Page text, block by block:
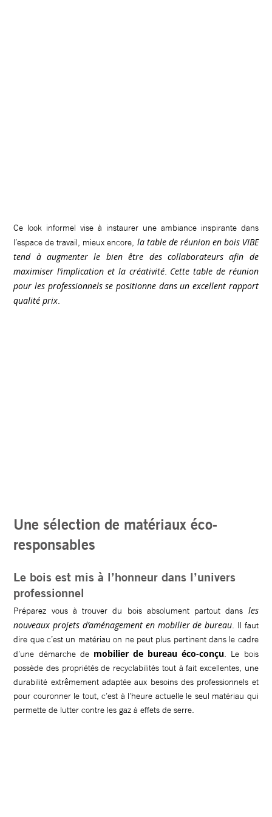
Ce look informel vise à instaurer une ambiance inspirante dans
l’espace de travail, mieux encore, la table de réunion en bois VIBE
tend à augmenter le bien être des collaborateurs afin de
maximiser l’implication et la créativité. Cette table de réunion
pour les professionnels se positionne dans un excellent rapport
qualité prix.
Une sélection de matériaux éco-
responsables
Le bois est mis à l’honneur dans l’univers
professionnel
Préparez vous à trouver du bois absolument partout dans les
nouveaux projets d’aménagement en mobilier de bureau. Il faut
dire que c’est un matériau on ne peut plus pertinent dans le cadre
d’une démarche de mobilier de bureau éco-conçu. Le bois
possède des propriétés de recyclabilités tout à fait excellentes, une
durabilité extrêmement adaptée aux besoins des professionnels et
pour couronner le tout, c’est à l’heure actuelle le seul matériau qui
permette de lutter contre les gaz à effets de serre.